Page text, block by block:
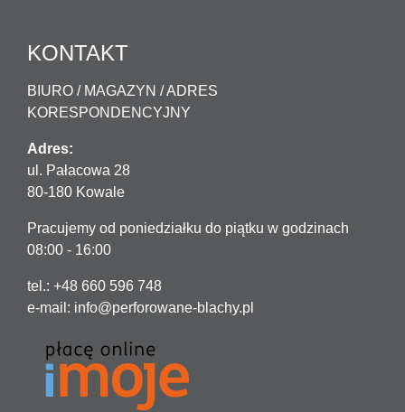
KONTAKT
BIURO / MAGAZYN / ADRES
KORESPONDENCYJNY
Adres:
ul. Pałacowa 28
80-180 Kowale
Pracujemy od poniedziałku do piątku w godzinach
08:00 - 16:00
tel.: +48 660 596 748
e-mail: info@perforowane-blachy.pl